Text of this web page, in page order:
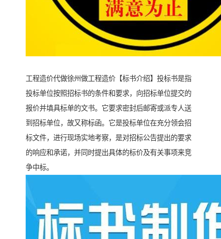
工程造价代做徐州做工程造价【标书介绍】投标书是指
投标单位按照招标书的条件和要求，向招标单位提交的
报价并填具标单的文书。它要求密封后邮寄或派专人送
到招标单位，故又称标函。它是投标单位在充分领会招
标文件，进行现场实地考察，是对招标公告提出的要求
的响应和承诺，并同时提出具体的标价及有关事项来竞
争中标。